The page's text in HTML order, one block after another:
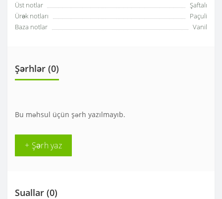
Üst notlar
Şaftalı
Ürək notları
Paçuli
Baza notlar
Vanil
Şərhlər (0)
Bu məhsul üçün şərh yazılmayıb.
+ Şərh yaz
Suallar (0)